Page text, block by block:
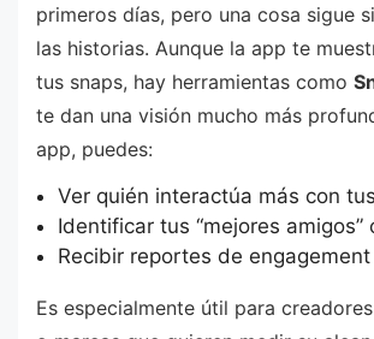
primeros días, pero una cosa sigue
las historias. Aunque la app te
tus snaps, hay herramientas como
te dan una visión mucho más
app, puedes:
Ver quién interactúa más con
Identificar tus “mejores amigos”
Recibir reportes de engagement
Es especialmente útil para